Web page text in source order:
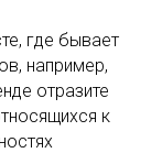
где бывает
например,
отразите
к